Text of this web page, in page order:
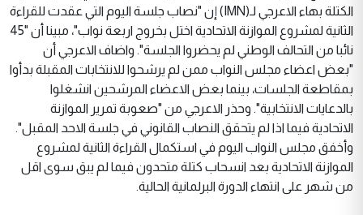
الكتلة بهاء الاعرجي لـ(IMN) إن "نصاب جلسة اليوم التي عقدت للقراءة
الثانية لمشروع الموازنة الاتحادية اختل بخروج اربعة نواب"، مبينا أن "45
نائبا من التحالف الوطني لم يحضروا الجلسة". واضاف الاعرجي أن
"بعض اعضاء مجلس النواب ممن لم يرشحوا للانتخابات المقبلة بدأوا
بمقاطعة الجلسات، بينما بعض الاعضاء المرشحين انشغلوا
بالدعايات الانتخابية". وحذر الاعرجي من "صعوبة تمرير الموازنة
الاتحادية فيما اذا لم يتحقق النصاب القانوني في جلسة الاحد المقبل".
وأخفق مجلس النواب اليوم في استكمال القراءة الثانية لمشروع
الموازنة الاتحادية بعد انسحاب كتلة متحدون فيما لم يبق سوى اقل
من شهر على انتهاء الدورة البرلمانية الحالية.